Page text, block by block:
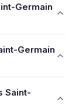
Germain
Germain
Saint-